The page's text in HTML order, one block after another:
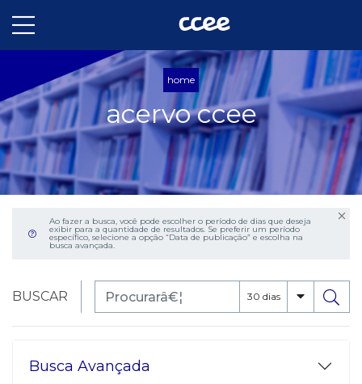
home
acervo ccee
Ao fazer a busca, você pode escolher o período de dias que deseja
exibir para a quantidade de resultados. Se preferir um período
específico, selecione a opção “Data de publicação” e escolha na
busca avançada.
BUSCAR 30 dias
Busca Avançada